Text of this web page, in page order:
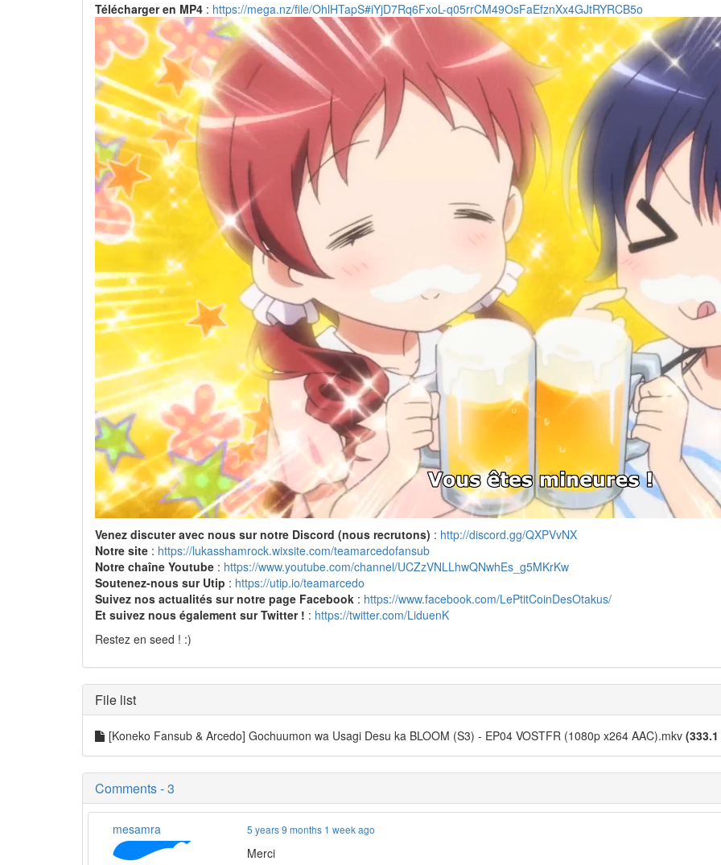
Télécharger en MP4 : https://mega.nz/file/OhlHTapS#iYjD7Rq6FxoL-q05rrCM49OsFaEfznXx4GJtRYRCB5o
Venez discuter avec nous sur notre Discord (nous recrutons) : http://discord.gg/QXPVvNX
Notre site : https://lukasshamrock.wixsite.com/teamarcedofansub
Notre chaîne Youtube : https://www.youtube.com/channel/UCZzVNLLhwQNwhEs_g5MKrKw
Soutenez-nous sur Utip : https://utip.io/teamarcedo
Suivez nos actualités sur notre page Facebook : https://www.facebook.com/LePtitCoinDesOtakus/
Et suivez nous également sur Twitter ! : https://twitter.com/LiduenK
Restez en seed ! :)
File list
[Koneko Fansub & Arcedo] Gochuumon wa Usagi Desu ka BLOOM (S3) - EP04 VOSTFR (1080p x264 AAC).mkv
Comments - 3
mesamra 5 years 9 months 1 week ago
Merci